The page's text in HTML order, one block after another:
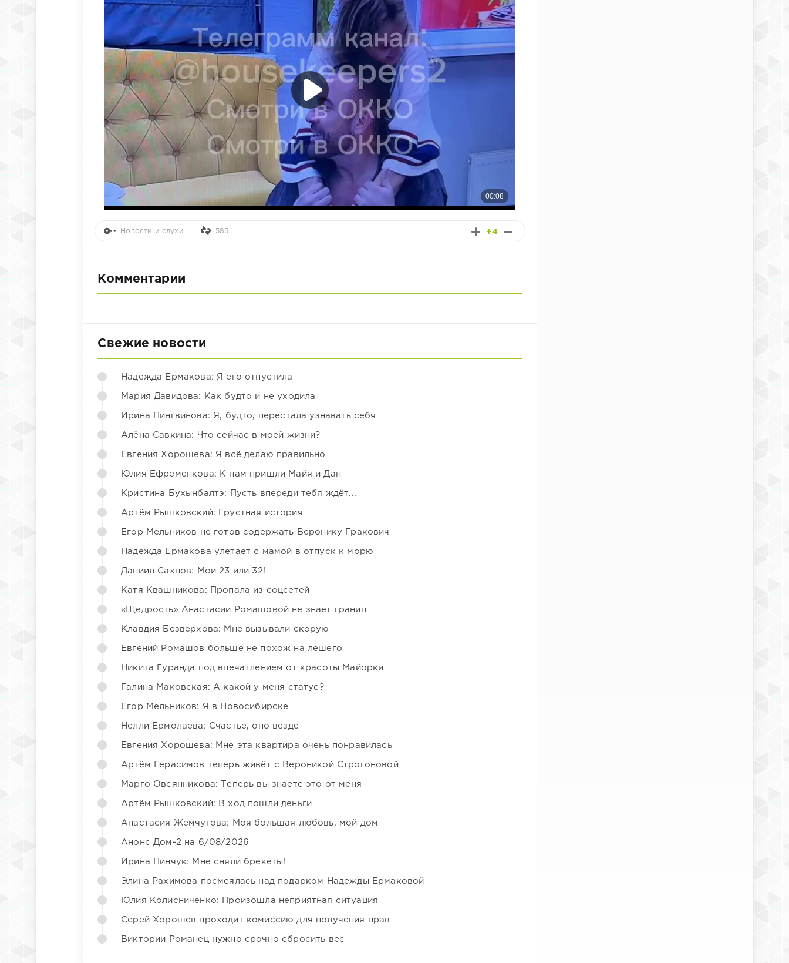
+4
Новости и слухи 585
Комментарии
Свежие новости
Надежда Ермакова: Я его отпустила
Мария Давидова: Как будто и не уходила
Ирина Пингвинова: Я, будто, перестала узнавать себя
Алёна Савкина: Что сейчас в моей жизни?
Евгения Хорошева: Я всё делаю правильно
Юлия Ефременкова: К нам пришли Майя и Дан
Кристина Бухынбалтэ: Пусть впереди тебя ждёт...
Артём Рышковский: Грустная история
Егор Мельников не готов содержать Веронику Гракович
Надежда Ермакова улетает с мамой в отпуск к морю
Даниил Сахнов: Мои 23 или 32!
Катя Квашникова: Пропала из соцсетей
«Щедрость» Анастасии Ромашовой не знает границ
Клавдия Безверхова: Мне вызывали скорую
Евгений Ромашов больше не похож на лешего
Никита Гуранда под впечатлением от красоты Майорки
Галина Маковская: А какой у меня статус?
Егор Мельников: Я в Новосибирске
Нелли Ермолаева: Счастье, оно везде
Евгения Хорошева: Мне эта квартира очень понравилась
Артём Герасимов теперь живёт с Вероникой Строгоновой
Марго Овсянникова: Теперь вы знаете это от меня
Артём Рышковский: В ход пошли деньги
Анастасия Жемчугова: Моя большая любовь, мой дом
Анонс Дом-2 на 6/08/2026
Ирина Пинчук: Мне сняли брекеты!
Элина Рахимова посмеялась над подарком Надежды Ермаковой
Юлия Колисниченко: Произошла неприятная ситуация
Серей Хорошев проходит комиссию для получения прав
Виктории Романец нужно срочно сбросить вес